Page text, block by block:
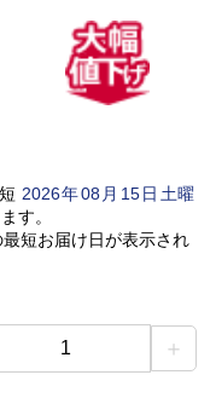
2026年08 月 15日土曜
す。
短お届け日が表示され
1 ＋